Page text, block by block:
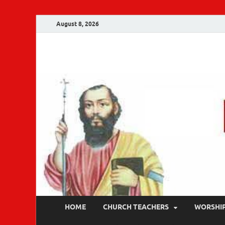
August 8, 2026
HOME CHURCH TEACHERS